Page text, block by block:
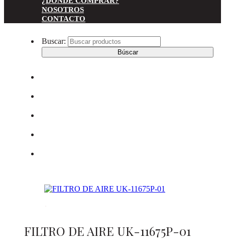
NOSOTROS
CONTACTO
Buscar:
FILTRO DE AIRE UK-11675P-01